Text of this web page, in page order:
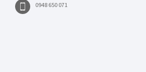
0948 650 071